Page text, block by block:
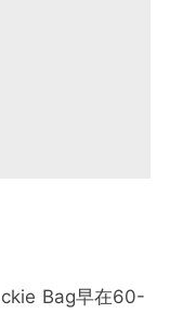
Bag早在60-